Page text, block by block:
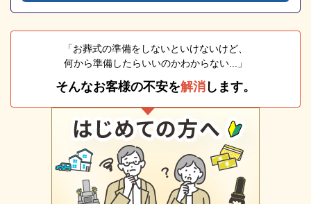
「お葬式の準備をしないといけないけど、
何から準備したらいいのかわからない...」
そんなお客様の不安を解消 します。